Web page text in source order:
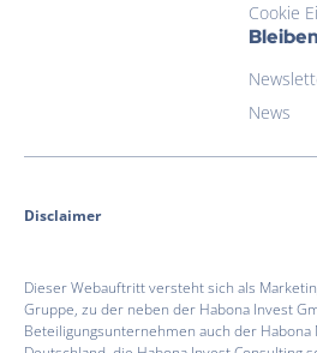
Cookie
News
Disclaimer
Dieser Webauftritt versteht sich als
Gruppe, zu der neben der Habona Invest
Beteiligungsunternehmen auch der Habona